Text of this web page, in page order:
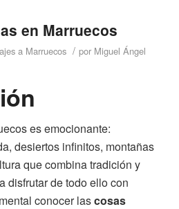
en Marruecos
a Marruecos / por Miguel Ángel
es emocionante:
desiertos infinitos, montañas
que combina tradición y
disfrutar de todo ello con
conocer lascosas